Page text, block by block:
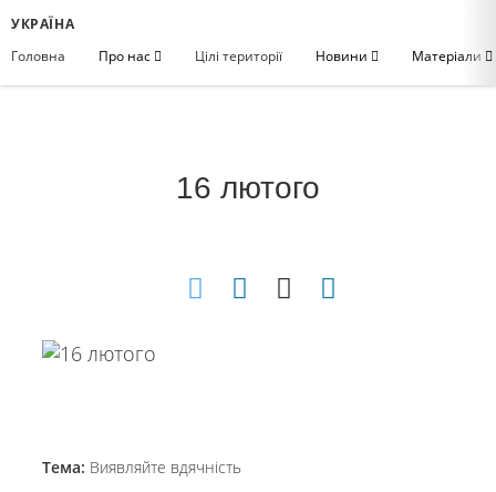
УКРАЇНА
Головна
Про нас Цілі території Новини Матеріали
16 лютого
Тема: Виявляйте вдячність